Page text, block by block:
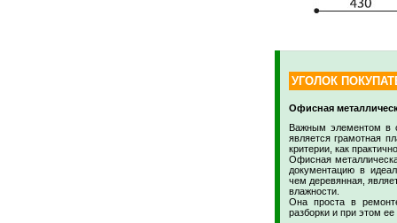
УГОЛОК
Офисная
Важным элементом в
является грамотная
критерии, как
Офисная
документацию в
чем деревянная,
влажности.
Она проста в
разборки и при этом